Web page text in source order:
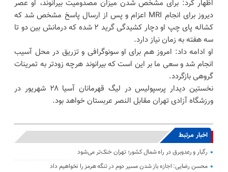
اظهار کرد: برای مشخص شدن میزان مصدومیت بیرانوند، او عصر
دیروز برای انجام MRI اعزام و پس از ارسال پاسخ مشخص شد که
کشاله پای چپ او دچار کشیدگی گرید ۲ شده که درمانش بین دو تا
سه هفته به زمان نیاز دارد.
او ادامه داد: امروز هم برای او سونوگرافی و تزریق در محل آسیب
انجام شد و سعی ما بر این است که بیرانوند هرچه زودتر به تمرینات
گروهی بازگردد.
نخستین دیدار پرسپولیس در لیگ قهرمانان آسیا ۲۸ شهریور در
ورزشگاه آزادی تهران مقابل النصر عربستان خواهد بود.
اخبار مرتبط
رگبار و رعدوبرق در راه شمال کشور؛ تهران خنک‌تر می‌شود
محسن رضایی: اجازه باز شدن مسیر دوم در تنگه هرمز را نخواهیم داد